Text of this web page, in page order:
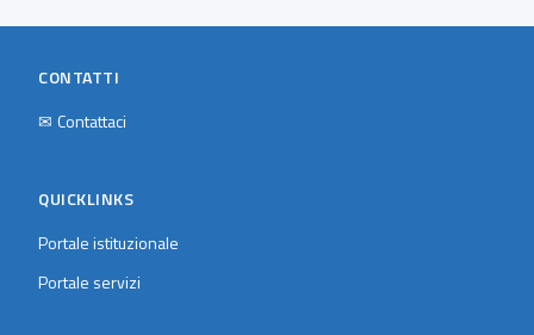
CONTATTI
✉ Contattaci
QUICKLINKS
Portale istituzionale
Portale servizi